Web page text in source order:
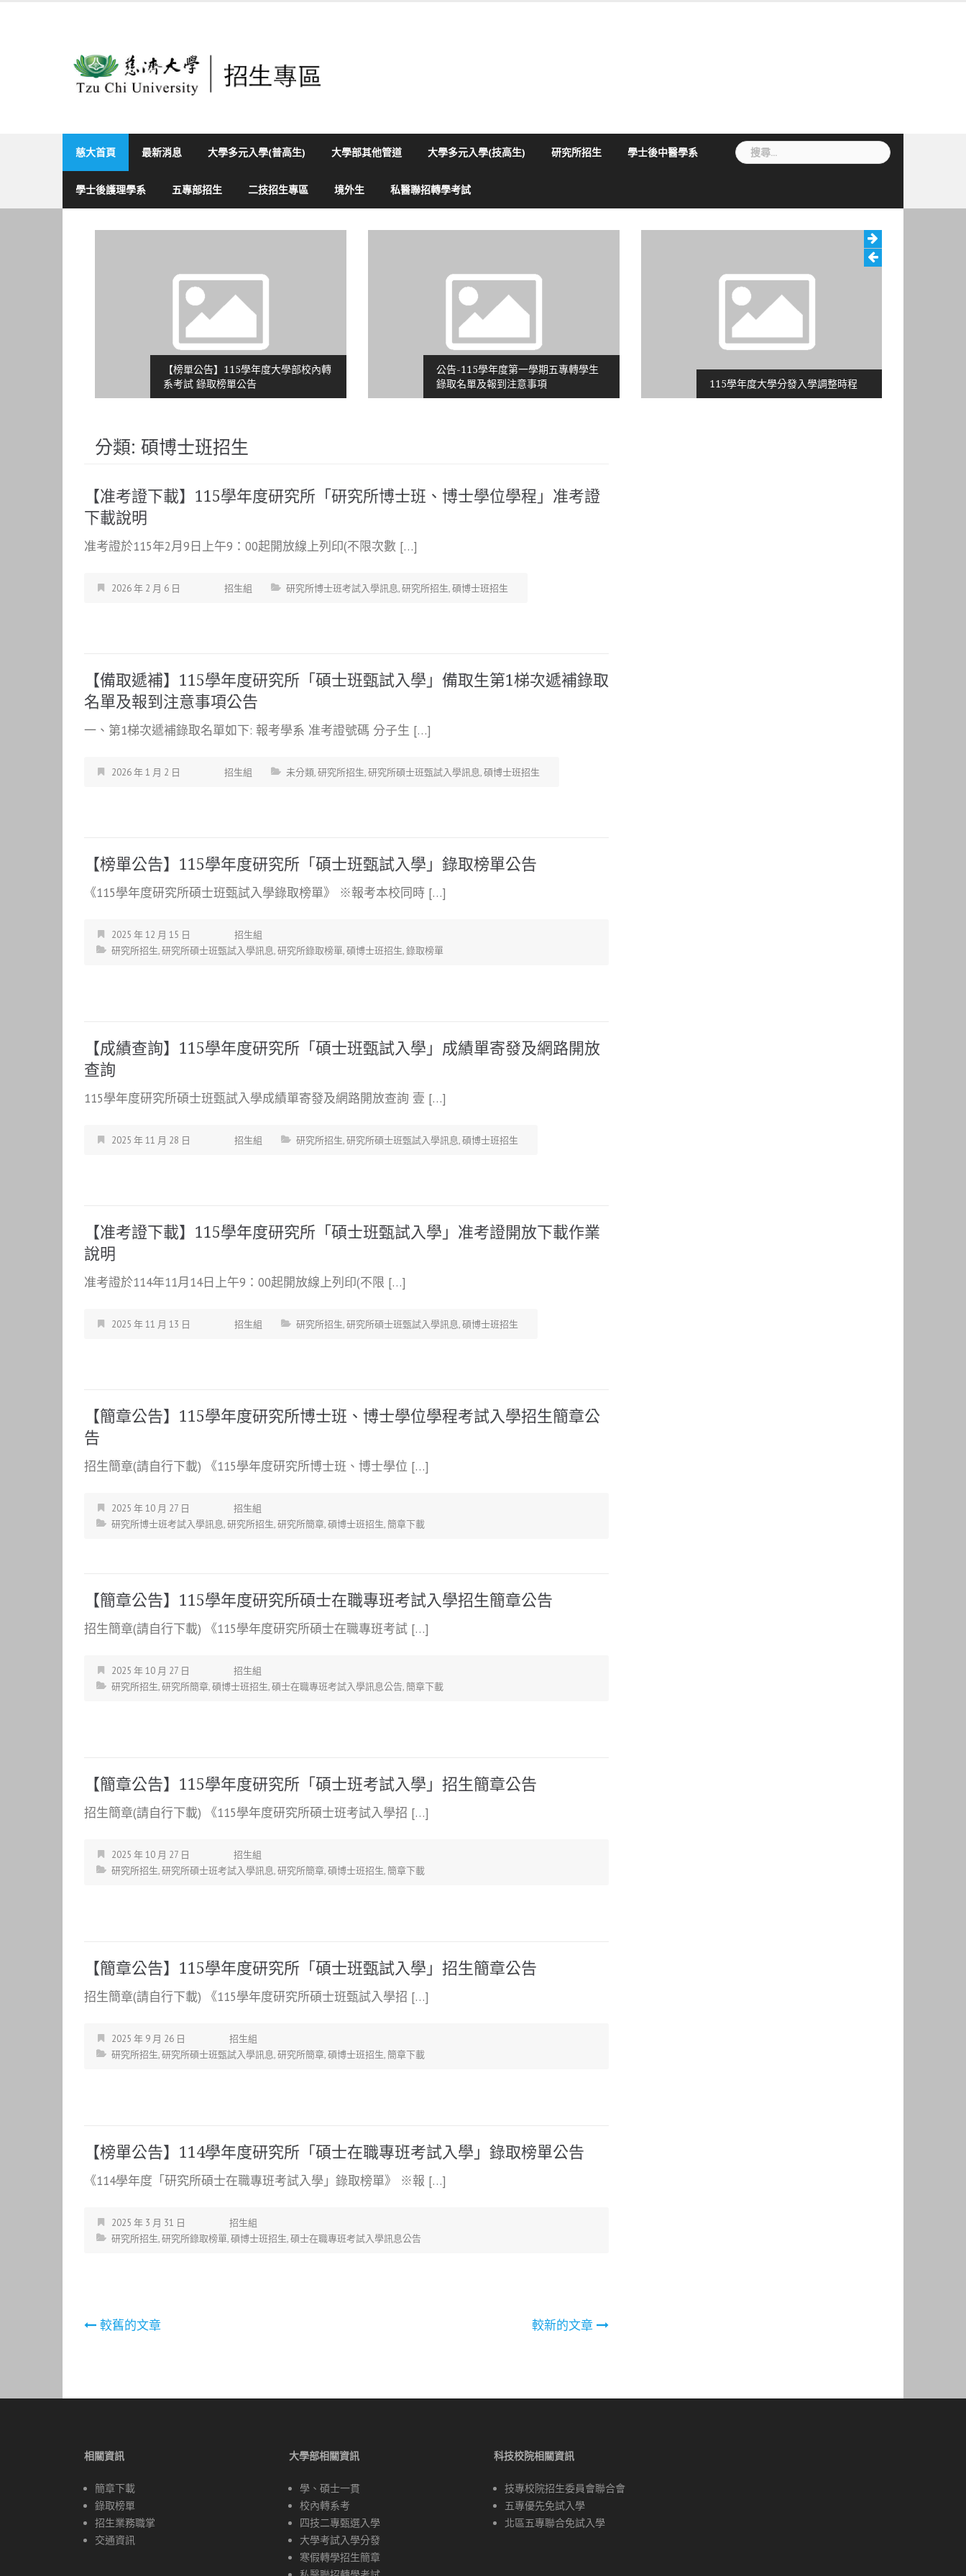
慈大首頁 最新消息 大學多元入學(普高生) 大學部其他管道 大學多元入學(技高生) 研究所招生 學士後中醫學系
學士後護理學系 五專部招生 二技招生專區 境外生 私醫聯招轉學考試
搜
尋
【榜單公告】115學年度大學部校內轉
系考試 錄取榜單公告
公告-115學年度第一學期五專轉學生
錄取名單及報到注意事項
115學年度大學分發入學調整時程
分類: 碩博士班招生
【准考證下載】115學年度研究所「研究所博士班、博士學位學程」准考證
下載說明
准考證於115年2月9日上午9：00起開放線上列印(不限次數 […]
2026 年 2 月 6 日 招生組 研究所博士班考試入學訊息,研究所招生,碩博士班招生
【備取遞補】115學年度研究所「碩士班甄試入學」備取生第1梯次遞補錄取
名單及報到注意事項公告
一、第1梯次遞補錄取名單如下: 報考學系 准考證號碼 分子生 […]
2026 年 1 月 2 日 招生組 未分類,研究所招生,研究所碩士班甄試入學訊息,碩博士班招生
【榜單公告】115學年度研究所「碩士班甄試入學」錄取榜單公告
《115學年度研究所碩士班甄試入學錄取榜單》 ※報考本校同時 […]
2025 年 12 月 15 日
招生組
研究所招生,研究所碩士班甄試入學訊息,研究所錄取榜單,碩博士班招生,錄取榜單
【成績查詢】115學年度研究所「碩士班甄試入學」成績單寄發及網路開放
查詢
115學年度研究所碩士班甄試入學成績單寄發及網路開放查詢 壹 […]
2025 年 11 月 28 日 招生組 研究所招生,研究所碩士班甄試入學訊息,碩博士班招生
【准考證下載】115學年度研究所「碩士班甄試入學」准考證開放下載作業
說明
准考證於114年11月14日上午9：00起開放線上列印(不限 […]
2025 年 11 月 13 日 招生組 研究所招生,研究所碩士班甄試入學訊息,碩博士班招生
【簡章公告】115學年度研究所博士班、博士學位學程考試入學招生簡章公
告
招生簡章(請自行下載) 《115學年度研究所博士班、博士學位 […]
2025 年 10 月 27 日
招生組
研究所博士班考試入學訊息,研究所招生,研究所簡章,碩博士班招生,簡章下載
【簡章公告】115學年度研究所碩士在職專班考試入學招生簡章公告
招生簡章(請自行下載) 《115學年度研究所碩士在職專班考試 […]
2025 年 10 月 27 日
招生組
研究所招生,研究所簡章,碩博士班招生,碩士在職專班考試入學訊息公告,簡章下載
【簡章公告】115學年度研究所「碩士班考試入學」招生簡章公告
招生簡章(請自行下載) 《115學年度研究所碩士班考試入學招 […]
2025 年 10 月 27 日
招生組
研究所招生,研究所碩士班考試入學訊息,研究所簡章,碩博士班招生,簡章下載
【簡章公告】115學年度研究所「碩士班甄試入學」招生簡章公告
招生簡章(請自行下載) 《115學年度研究所碩士班甄試入學招 […]
2025 年 9 月 26 日
招生組
研究所招生,研究所碩士班甄試入學訊息,研究所簡章,碩博士班招生,簡章下載
【榜單公告】114學年度研究所「碩士在職專班考試入學」錄取榜單公告
《114學年度「研究所碩士在職專班考試入學」錄取榜單》 ※報 […]
2025 年 3 月 31 日
招生組
研究所招生,研究所錄取榜單,碩博士班招生,碩士在職專班考試入學訊息公告
文
導
較舊的文章 較新的文章
相關資訊
簡章下載
錄取榜單
招生業務職掌
交通資訊
大學部相關資訊
學、碩士一貫
校內轉系考
四技二專甄選入學
大學考試入學分發
寒假轉學招生簡章
科技校院相關資訊
技專校院招生委員會聯合會
五專優先免試入學
北區五專聯合免試入學